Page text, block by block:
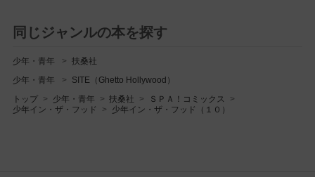
同じジャンルの本を探す
少年・青年 扶桑社
少年・青年 SITE（Ghetto Hollywood）
トップ 少年・青年 扶桑社
ＳＰＡ！コミックス
少年イン・ザ・フッド
少年イン・ザ・フッド（１０）